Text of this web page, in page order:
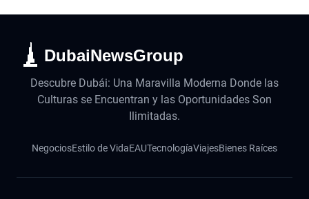
DubaiNewsGroup
Descubre Dubái: Una Maravilla Moderna Donde las
Culturas se Encuentran y las Oportunidades Son
Ilimitadas.
NegociosEstilo de VidaEAUTecnologíaViajesBienes Raíces